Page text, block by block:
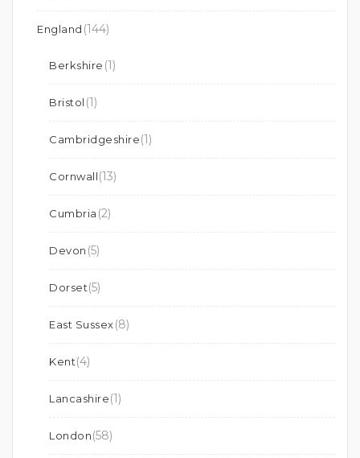
England (144)
Berkshire (1)
Bristol (1)
Cambridgeshire(1)
Cornwall(13)
Cumbria (2)
Devon (5)
Dorset(5)
East Sussex(8)
Kent(4)
Lancashire(1)
London(58)